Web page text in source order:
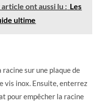
ont aussi lu : Les
ultime
racine sur une plaque de
vis inox. Ensuite, enterrez
pour empêcher la racine